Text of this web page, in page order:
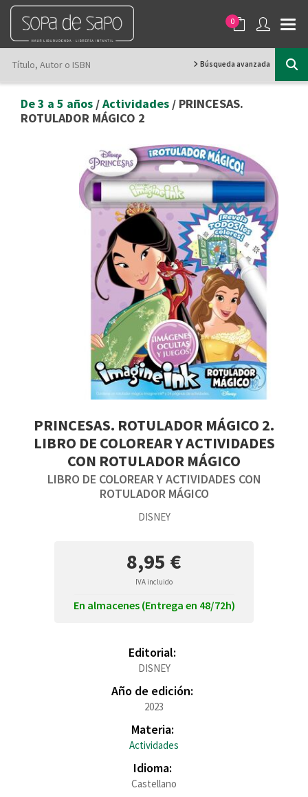
0
Búsqueda avanzada
De 3 a 5 años /Actividades / PRINCESAS.
ROTULADOR MÁGICO 2
PRINCESAS. ROTULADOR MÁGICO 2.
LIBRO DE COLOREAR Y ACTIVIDADES
CON ROTULADOR MÁGICO
LIBRO DE COLOREAR Y ACTIVIDADES CON
ROTULADOR MÁGICO
DISNEY
8,95 €
IVA incluido
En almacenes (Entrega en 48/72h)
Editorial:
DISNEY
Año de edición:
2023
Materia:
Actividades
Idioma:
Castellano